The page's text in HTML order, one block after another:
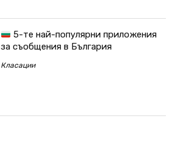
5-те най-популярни приложения
за съобщения в България
Класации